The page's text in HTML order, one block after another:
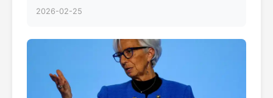
2026-02-25